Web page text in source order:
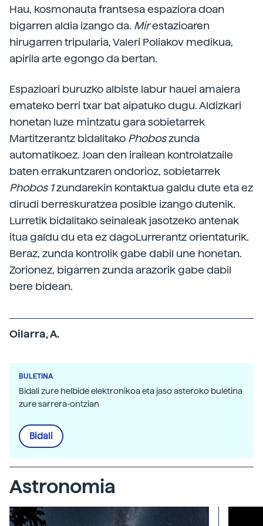
Hau, kosmonauta frantsesa espaziora doan
bigarren aldia izango da. Mirestazioaren
hirugarren tripularia, Valeri Poliakov medikua,
apirila arte egongo da bertan.
Espazioari buruzko albiste labur hauei amaiera
emateko berri txar bat aipatuko dugu. Aldizkari
honetan luze mintzatu gara sobietarrek
Martitzerantz bidalitako Phoboszunda
automatikoez. Joan den irailean kontrolatzaile
baten errakuntzaren ondorioz, sobietarrek
Phobos 1zundarekin kontaktua galdu dute eta ez
dirudi berreskuratzea posible izango dutenik.
Lurretik bidalitako seinaleak jasotzeko antenak
itua galdu du eta ez dagoLurrerantz orientaturik.
Beraz, zunda kontrolik gabe dabil une honetan.
Zorionez, bigarren zunda arazorik gabe dabil
bere bidean.
Oilarra, A.
BULETINA
Bidali zure helbide elektronikoa eta jaso asteroko buletina
zure sarrera-ontzian
Bidali
Astronomia